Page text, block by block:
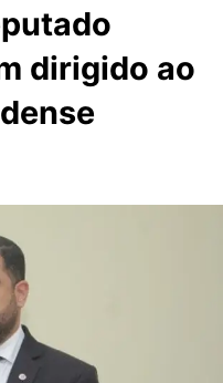
dirigido ao